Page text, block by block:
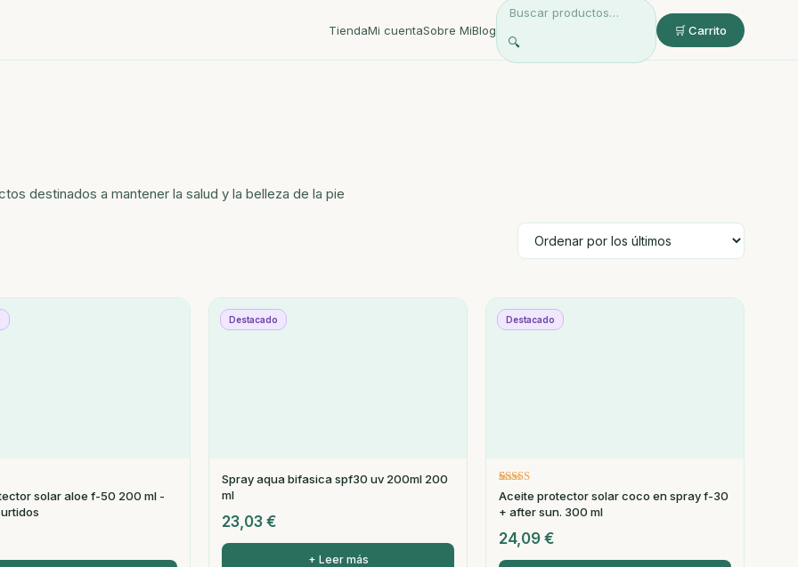
TiendaMi cuentaSobre MiBlog
🔍
🛒 Carrito
destinados a mantener la salud y la belleza de la pie
solar aloe f-50 200 ml -
Destacado
Spray aqua bifasica spf30 uv 200ml 200
ml
23,03 €
+ Leer más
Destacado
Valorado
con
5.00
a
1
valoración
de un
cliente
Aceite protector solar coco en spray f-30
+ after sun. 300 ml
24,09 €